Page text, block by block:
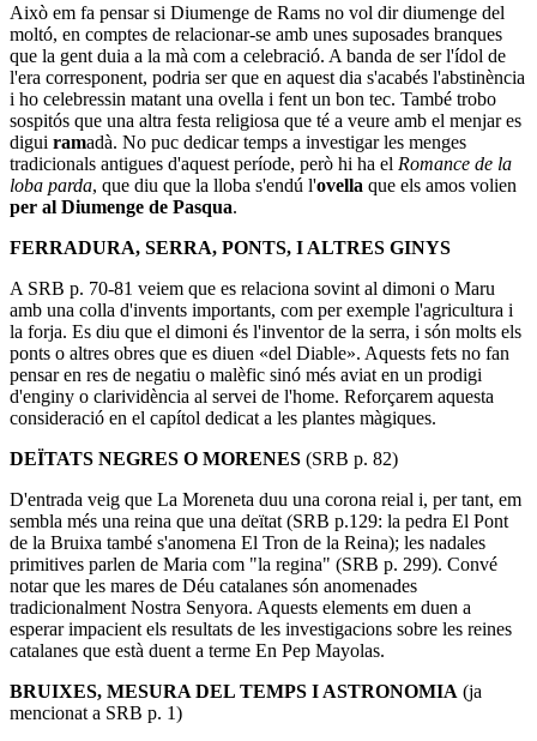
Això em fa pensar si Diumenge de Rams no vol dir diumenge del
moltó, en comptes de relacionar-se amb unes suposades branques
que la gent duia a la mà com a celebració. A banda de ser l'ídol de
l'era corresponent, podria ser que en aquest dia s'acabés l'abstinència
i ho celebressin matant una ovella i fent un bon tec. També trobo
sospitós que una altra festa religiosa que té a veure amb el menjar es
digui ramadà. No puc dedicar temps a investigar les menges
tradicionals antigues d'aquest període, però hi ha el Romance de la
loba parda, que diu que la lloba s'endú l'ovella que els amos volien
per al Diumenge de Pasqua.
FERRADURA, SERRA, PONTS, I ALTRES GINYS
A SRB p. 70-81 veiem que es relaciona sovint al dimoni o Maru
amb una colla d'invents importants, com per exemple l'agricultura i
la forja. Es diu que el dimoni és l'inventor de la serra, i són molts els
ponts o altres obres que es diuen «del Diable». Aquests fets no fan
pensar en res de negatiu o malèfic sinó més aviat en un prodigi
d'enginy o clarividència al servei de l'home. Reforçarem aquesta
consideració en el capítol dedicat a les plantes màgiques.
DEÏTATS NEGRES O MORENES (SRB p. 82)
D'entrada veig que La Moreneta duu una corona reial i, per tant, em
sembla més una reina que una deïtat (SRB p.129: la pedra El Pont
de la Bruixa també s'anomena El Tron de la Reina); les nadales
primitives parlen de Maria com "la regina" (SRB p. 299). Convé
notar que les mares de Déu catalanes són anomenades
tradicionalment Nostra Senyora. Aquests elements em duen a
esperar impacient els resultats de les investigacions sobre les reines
catalanes que està duent a terme En Pep Mayolas.
BRUIXES, MESURA DEL TEMPS I ASTRONOMIA (ja
mencionat a SRB p. 1)